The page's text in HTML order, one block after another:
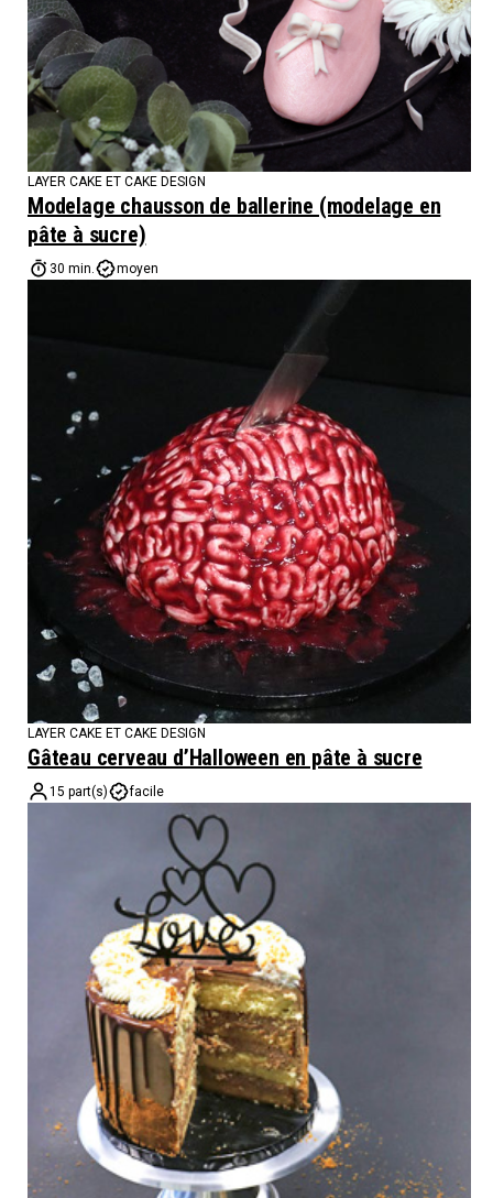
LAYER CAKE ET CAKE DESIGN
Modelage chausson de ballerine (modelage en
pâte à sucre)
30 min. moyen
LAYER CAKE ET CAKE DESIGN
Gâteau cerveau d’Halloween en pâte à sucre
15 part(s) facile